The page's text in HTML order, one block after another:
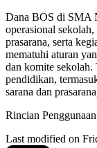
Dana BOS di SMA
operasional sekolah,
prasarana, serta
mematuhi aturan
dan komite sekolah.
pendidikan,
sarana dan
Rincian
Last modified on